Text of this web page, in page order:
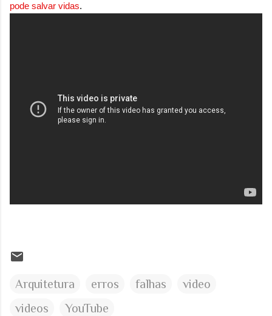
pode salvar vidas.
Arquitetura erros falhas
video
videos
YouTube